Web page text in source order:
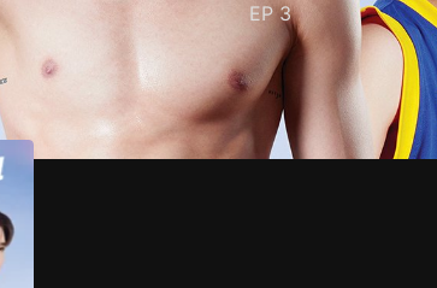
EP3
รายละเอียด